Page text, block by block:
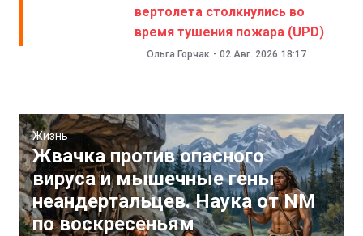
вертолета столкнулись во
время тушения пожара (UPD)
Ольга Горчак - 02 Авг. 2026 18:17
Жизнь
Жвачка против опасного
вируса и мышечные гены
неандертальцев. Наука от NM
по воскресеньям